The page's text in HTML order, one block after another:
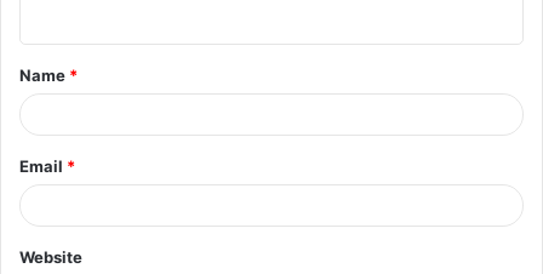
Name *
Email *
Website